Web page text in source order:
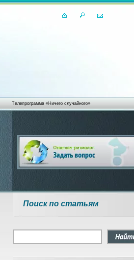
Телепрограмма «Ничего случайного»
Поиск по статьям